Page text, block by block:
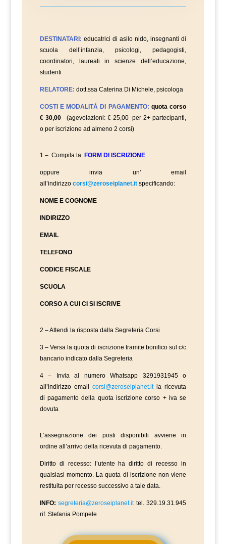
DESTINATARI: educatrici di asilo nido, insegnanti di
scuola dell’infanzia, psicologi, pedagogisti,
coordinatori, laureati in scienze dell’educazione,
studenti
RELATORE: dott.ssa Caterina Di Michele, psicologa
COSTI E MODALITÁ DI PAGAMENTO: quota corso
€ 30,00(agevolazioni: € 25,00 per 2+ partecipanti,
o per iscrizione ad almeno 2 corsi)
1 – Compila la FORM DI ISCRIZIONE
oppure invia un’ email
all’indirizzo corsi@zeroseiplanet.itspecificando:
NOME E COGNOME
INDIRIZZO
EMAIL
TELEFONO
CODICE FISCALE
SCUOLA
CORSO A CUI CI SI ISCRIVE
2 – Attendi la risposta dalla Segreteria Corsi
3 – Versa la quota di iscrizione tramite bonifico sul c/c
bancario indicato dalla Segreteria
4 – Invia al numero Whatsapp 3291931945 o
all’indirizzo email corsi@zeroseiplanet.itla ricevuta
di pagamento della quota iscrizione corso + iva se
dovuta
L’assegnazione dei posti disponibili avviene in
ordine all’arrivo della ricevuta di pagamento.
Diritto di recesso: l’utente ha diritto di recesso in
qualsiasi momento. La quota di iscrizione non viene
restituita per recesso successivo a tale data.
INFO: segreteria@zeroseiplanet.ittel. 329.19.31.945
rif. Stefania Pompele